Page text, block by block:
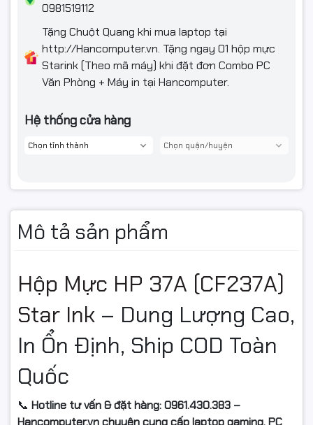
0981519112
Tặng Chuột Quang khi mua laptop tại
http://Hancomputer.vn. Tặng ngay 01 hộp mực
Starink (Theo mã máy) khi đặt đơn Combo PC
Văn Phòng + Máy in tại Hancomputer.
Hệ thống cửa hàng
Mô tả sản phẩm
Hộp Mực HP 37A (CF237A)
Star Ink – Dung Lượng Cao,
In Ổn Định, Ship COD Toàn
Quốc
📞 Hotline tư vấn & đặt hàng: 0961.430.383 –
Hancomputer.vn chuyên cung cấp laptop gaming, PC